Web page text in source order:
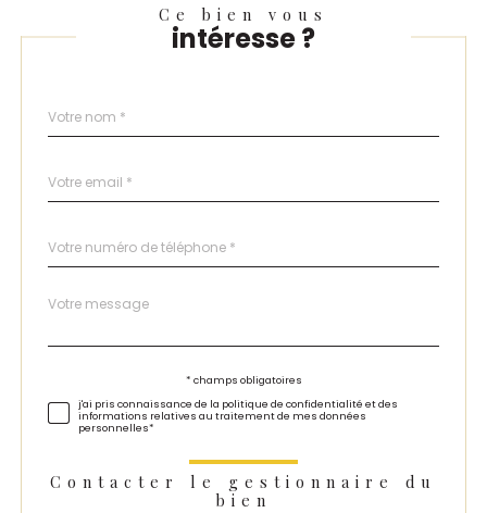
Ce bien vous
intéresse ?
par
*
*
*
Fieldset
Message
*
* champs obligatoires
j'ai pris connaissance de la politique de confidentialité et des
informations relatives au traitement de mes données
personnelles*
Contacter le gestionnaire du
bien